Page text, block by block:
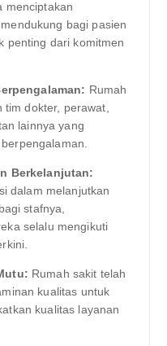
menciptakan
bagi pasien
penting dari komitmen
Rumah
dokter, perawat,
lainnya yang
Berkelanjutan:
dalam melanjutkan
stafnya,
selalu mengikuti
Rumah sakit telah
kualitas untuk
kualitas layanan